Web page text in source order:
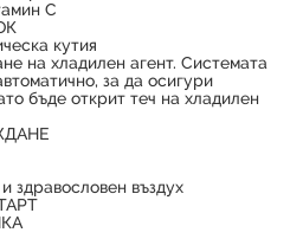
С
кутия
на хладилен агент. Системата
за да осигури
бъде открит теч на хладилен
здравословен въздух